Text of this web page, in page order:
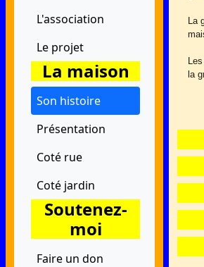
L'association
Le projet
La maison
Son histoire
Présentation
Coté rue
Coté jardin
Soutenez-
moi
Faire un don
La
la